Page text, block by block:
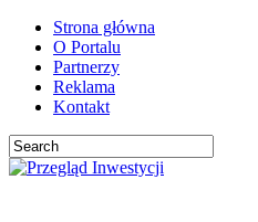
Strona główna
O Portalu
Partnerzy
Reklama
Kontakt